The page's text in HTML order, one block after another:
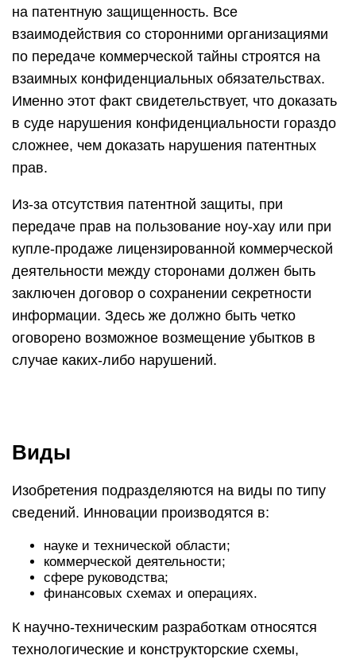
на патентную защищенность. Все
взаимодействия со сторонними организациями
по передаче коммерческой тайны строятся на
взаимных конфиденциальных обязательствах.
Именно этот факт свидетельствует, что доказать
в суде нарушения конфиденциальности гораздо
сложнее, чем доказать нарушения патентных
прав.
Из-за отсутствия патентной защиты, при
передаче прав на пользование ноу-хау или при
купле-продаже лицензированной коммерческой
деятельности между сторонами должен быть
заключен договор о сохранении секретности
информации. Здесь же должно быть четко
оговорено возможное возмещение убытков в
случае каких-либо нарушений.
Виды
Изобретения подразделяются на виды по типу
сведений. Инновации производятся в:
науке и технической области;
коммерческой деятельности;
сфере руководства;
финансовых схемах и операциях.
К научно-техническим разработкам относятся
технологические и конструкторские схемы,